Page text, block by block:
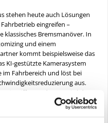
stehen heute auch Lösungen
eingreifen –
Bremsmanöver. In
und einem
kommt beispielsweise das
KI-gestützte Kamerasystem
Fahrbereich und löst bei
aus.
Stattdessen wird der
dass die Maschine
Stillstand kommen kann.